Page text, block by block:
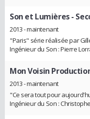
Son et Lumières-
2013 - maintenant
"Paris" série réalisée par
Ingénieur du Son : Pierre
Mon Voisin
2013 - maintenant
"Ce sera tout pour
Ingénieur du Son :